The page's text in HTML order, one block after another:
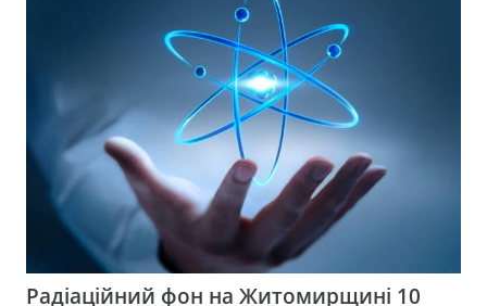
Радіаційний фон на Житомирщині 10